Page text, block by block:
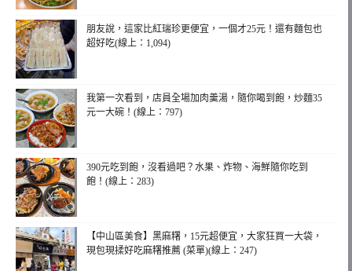
朋友說，這家比紅瑞珍更便宜，一個才25元！還有麵包也
超好吃(線上：1,094)
我第一次看到，店員全場加肉羹湯，隨你喝到飽，炒麵35
元一大碗！(線上：797)
390元吃到飽，沒看過吧？水果、炸物、海鮮隨你吃到
飽！(線上：283)
【中山區美食】黑麻糬，15元超便宜，大家狂買一大袋，
現包現揉好吃麻糬推薦 (菜單)(線上：247)